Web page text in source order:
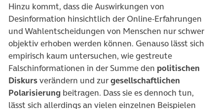
Hinzu kommt, dass die Auswirkungen von
Desinformation hinsichtlich der Online-Erfahrungen
und Wahlentscheidungen von Menschen nur schwer
objektiv erhoben werden können. Genauso lässt sich
empirisch kaum untersuchen, wie gestreute
Falschinformationen in der Summe den politischen
Diskursverändern und zurgesellschaftlichen
Polarisierung beitragen. Dass sie es dennoch tun,
lässt sich allerdings an vielen einzelnen Beispielen